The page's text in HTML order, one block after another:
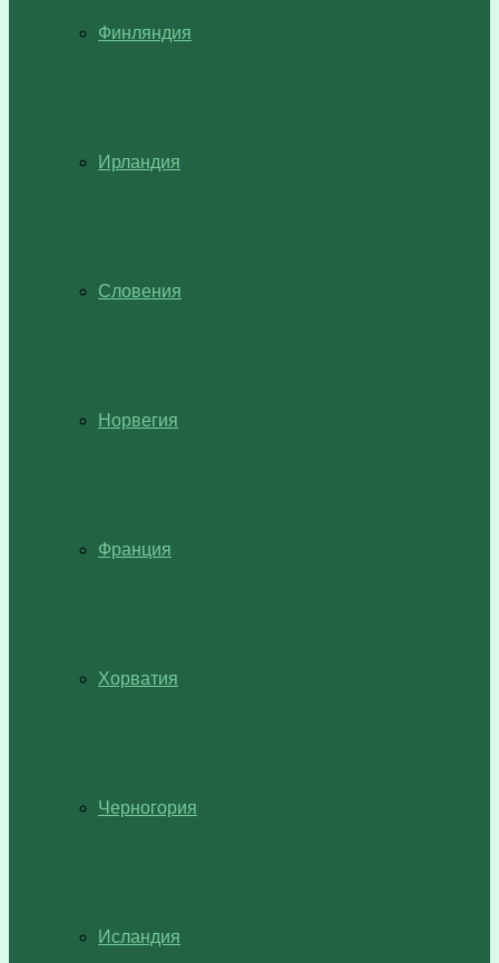
Финляндия
Ирландия
Словения
Норвегия
Франция
Хорватия
Черногория
Исландия